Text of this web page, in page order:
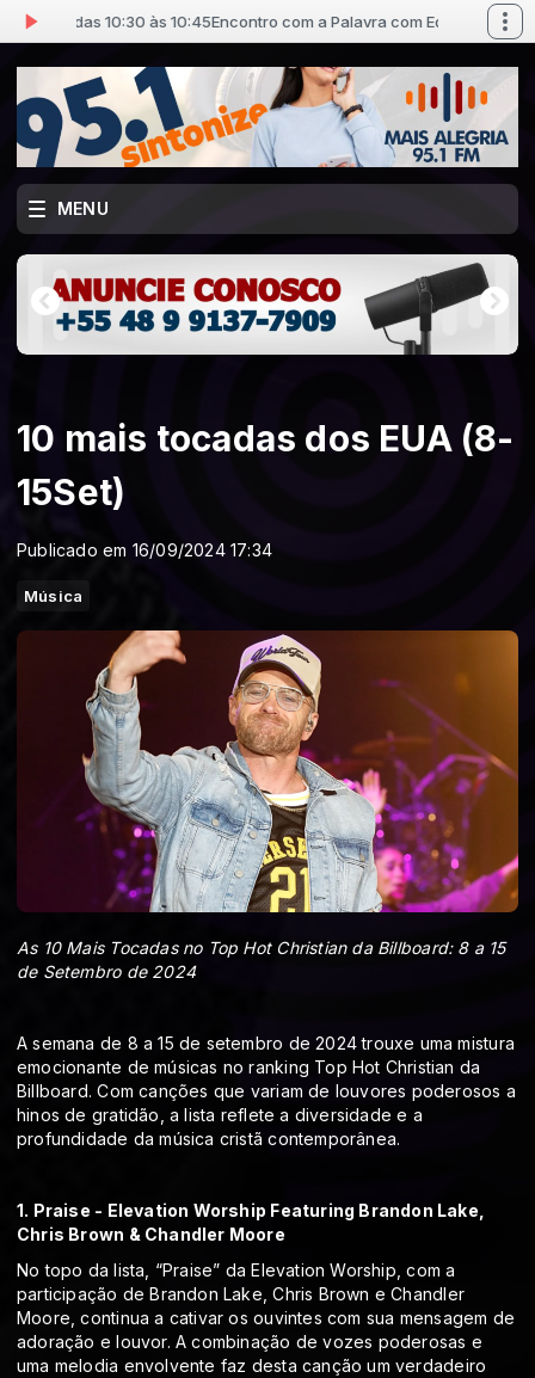
das 10:30 às 10:45Encontro com a Palavra com Edson Bruno (Pr) das
MENU
10 mais tocadas dos EUA (8-
15Set)
Publicado em 16/09/2024 17:34
Música
As 10 Mais Tocadas no Top Hot Christian da Billboard: 8 a 15
de Setembro de 2024
A semana de 8 a 15 de setembro de 2024 trouxe uma mistura
emocionante de músicas no ranking Top Hot Christian da
Billboard. Com canções que variam de louvores poderosos a
hinos de gratidão, a lista reflete a diversidade e a
profundidade da música cristã contemporânea.
1. Praise - Elevation Worship Featuring Brandon Lake,
Chris Brown & Chandler Moore
No topo da lista, “Praise” da Elevation Worship, com a
participação de Brandon Lake, Chris Brown e Chandler
Moore, continua a cativar os ouvintes com sua mensagem de
adoração e louvor. A combinação de vozes poderosas e
uma melodia envolvente faz desta canção um verdadeiro